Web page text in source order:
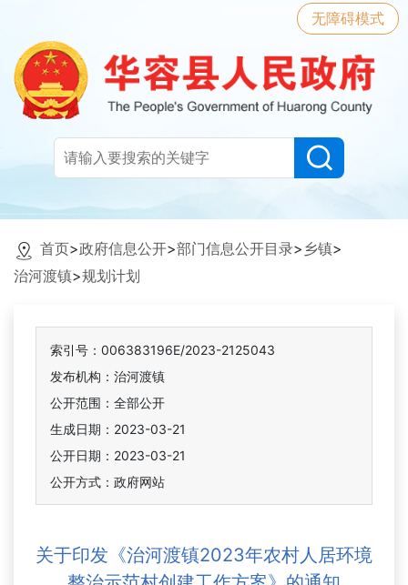
无障碍模式
首页>政府信息公开>部门信息公开目录> 乡镇>
治河渡镇>规划计划
索引号：006383196E/2023-2125043
发布机构：治河渡镇
公开范围：全部公开
生成日期：2023-03-21
公开日期：2023-03-21
公开方式：政府网站
关于印发《治河渡镇2023年农村人居环境